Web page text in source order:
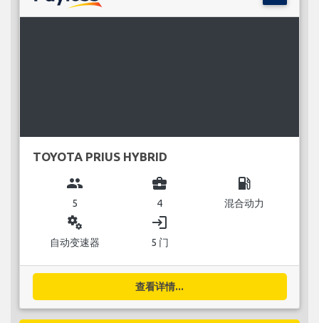
TOYOTA PRIUS HYBRID
group
5
business_center
4
local_gas_station
混合动力
miscellaneous_services
自动变速器
login
5 门
查看详情...